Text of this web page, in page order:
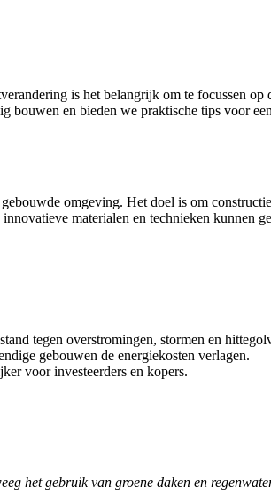
is het belangrijk om te focussen
bouwen en bieden we praktische tips voor
omgeving. Het doel is om
materialen en technieken kunnen
tegen overstromingen, stormen en
gebouwen de energiekosten verlagen.
voor investeerders en kopers.
het gebruik van groene daken en